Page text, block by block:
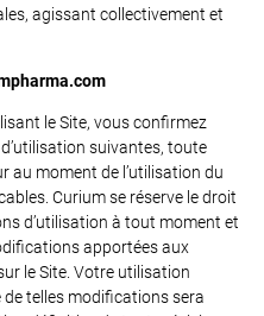
agissant collectivement et
le Site, vous confirmez
suivantes, toute
au moment de l’utilisation du
Curium se réserve le droit
d’utilisation à tout moment et
apportées aux
le Site. Votre utilisation
telles modifications sera